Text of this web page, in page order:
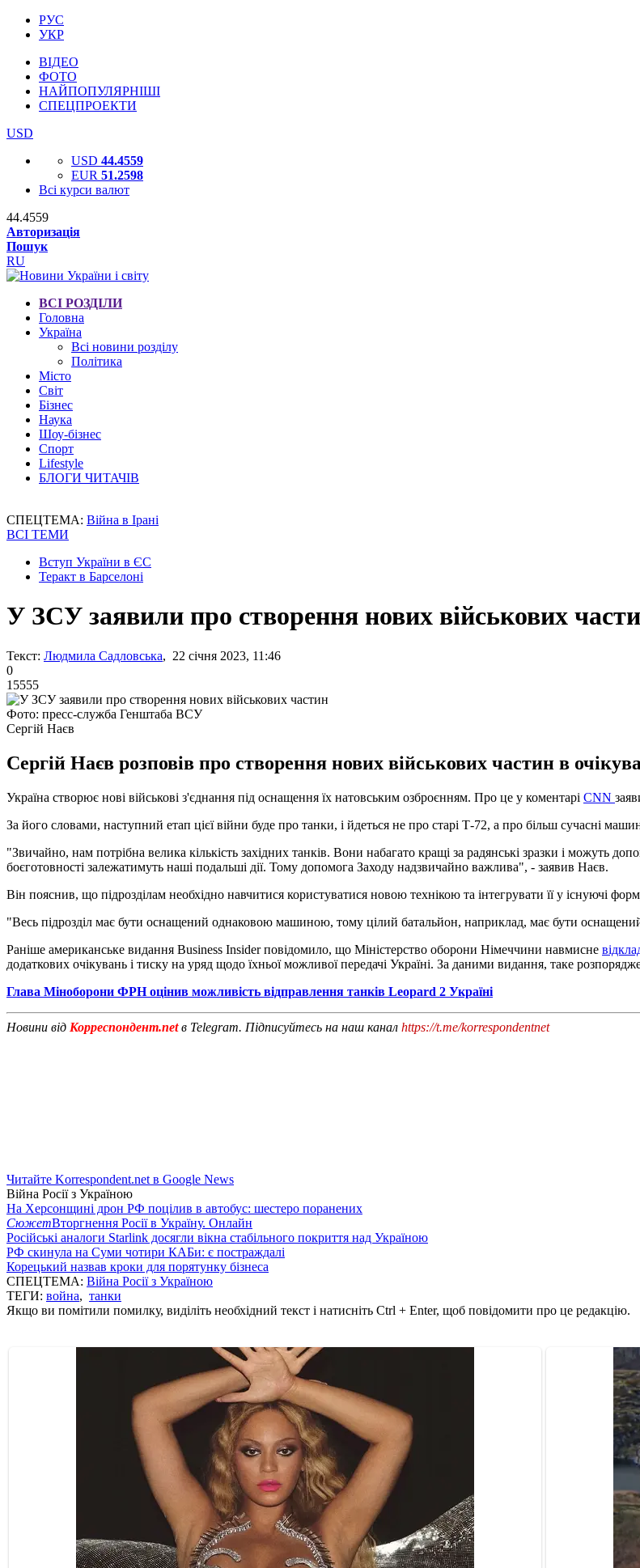
РУС
УКР
ВІДЕО
ФОТО
НАЙПОПУЛЯРНІШІ
СПЕЦПРОЕКТИ
USD
USD 44.4559
EUR 51.2598
Всі курси валют
44.4559
Авторизація
Пошук
RU
ВСІ РОЗДІЛИ
Головна
Україна
Всі новини розділу
Політика
Місто
Світ
Бізнес
Наука
Шоу-бізнес
Спорт
Lifestyle
БЛОГИ ЧИТАЧІВ
СПЕЦТЕМА: Війна в Ірані
ВСІ ТЕМИ
Вступ України в ЄС
Теракт в Барселоні
У ЗСУ заявили про створення нових військових
Текст: Людмила Садловська, 22 січня 2023, 11:46
0
15555
Фото: пресс-служба Генштаба ВСУ
Сергій Наєв
Сергій Наєв розповів про створення нових військових частин в
Україна створює нові військові з'єднання під оснащення їх натовським озброєнням. Про це у коментарі CNN
За його словами, наступний етап цієї війни буде про танки, і йдеться не про старі Т-72, а про більш сучасні
"Звичайно, нам потрібна велика кількість західних танків. Вони набагато кращі за радянські зразки і можуть
боєготовності залежатимуть наші подальші дії. Тому допомога Заходу надзвичайно важлива", - заявив Наєв.
Він пояснив, що підрозділам необхідно навчитися користуватися новою технікою та інтегрувати її у існуючі
"Весь підрозділ має бути оснащений однаковою машиною, тому цілий батальйон, наприклад, має бути
Раніше американське видання Business Insider повідомило, що Міністерство оборони Німеччини навмисне
додаткових очікувань і тиску на уряд щодо їхньої можливої передачі Україні. За даними видання, таке
Глава Міноборони ФРН оцінив можливість відправлення танків Leopard 2 Україні
Новини від Корреспондент.netв Telegram. Підписуйтесь на наш канал https://t.me/korrespondentnet
Читайте Korrespondent.net в Google News
Війна Росії з Україною
На Херсонщині дрон РФ поцілив в автобус: шестеро поранених
СюжетВторгнення Росії в Україну. Онлайн
Російські аналоги Starlink досягли вікна стабільного покриття над Україною
РФ скинула на Суми чотири КАБи: є постраждалі
Корецький назвав кроки для порятунку бізнеса
СПЕЦТЕМА: Війна Росії з Україною
ТЕГИ: война, танки
Якщо ви помітили помилку, виділіть необхідний текст і натисніть Ctrl + Enter, щоб повідомити про це редакцію.